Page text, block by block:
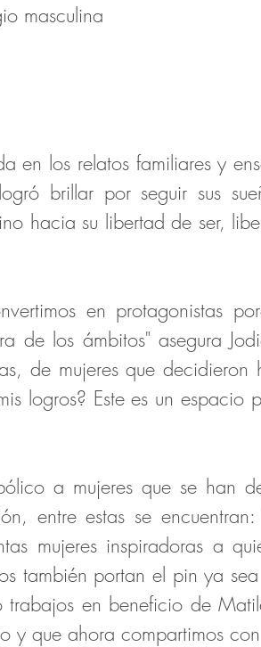
masculina
en los relatos familiares y
brillar por seguir sus
hacia su libertad de ser,
en protagonistas
de los ámbitos" asegura
de mujeres que
logros? Este es un espacio
a mujeres que se han
entre estas se
mujeres inspiradoras a
también portan el pin ya
en beneficio de
y que ahora compartimos